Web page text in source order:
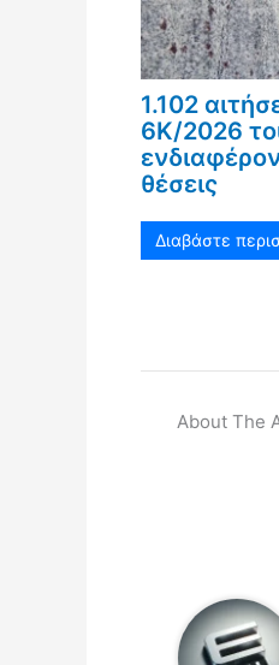
1.102
6Κ/2026
θέσεις
Διαβάστε
About The